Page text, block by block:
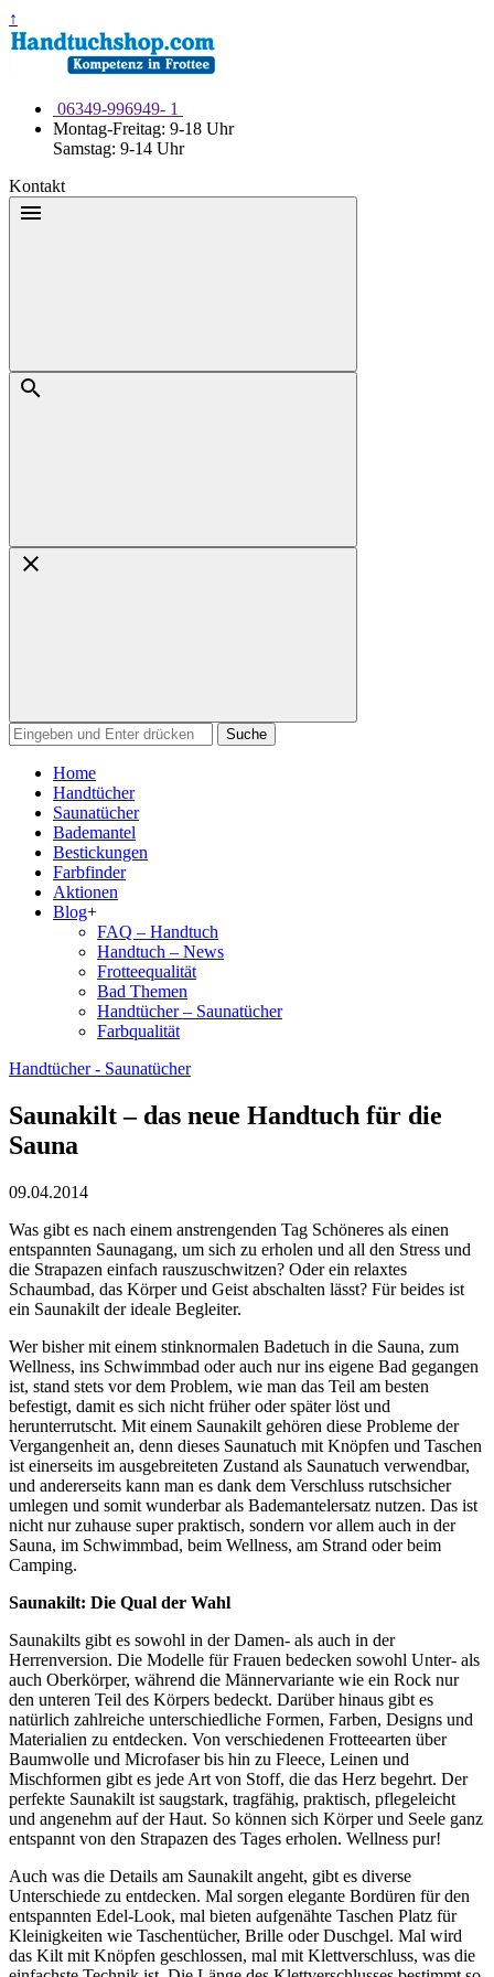
Weiter
zum
Inhalt
↑
06349-996949- 1
Montag-Freitag: 9-18 Uhr
Samstag: 9-14 Uhr
Kontakt
Menü
Suche
Suchen
nach:
Home
Handtücher
Saunatücher
Bademantel
Bestickungen
Farbfinder
Aktionen
Blog+
FAQ – Handtuch
Handtuch – News
Frotteequalität
Bad Themen
Handtücher – Saunatücher
Farbqualität
Handtücher - Saunatücher
Saunakilt – das neue Handtuch für die
Sauna
09.04.2014
Was gibt es nach einem anstrengenden Tag Schöneres als einen
entspannten Saunagang, um sich zu erholen und all den Stress und
die Strapazen einfach rauszuschwitzen? Oder ein relaxtes
Schaumbad, das Körper und Geist abschalten lässt? Für beides ist
ein Saunakilt der ideale Begleiter.
Wer bisher mit einem stinknormalen Badetuch in die Sauna, zum
Wellness, ins Schwimmbad oder auch nur ins eigene Bad gegangen
ist, stand stets vor dem Problem, wie man das Teil am besten
befestigt, damit es sich nicht früher oder später löst und
herunterrutscht. Mit einem Saunakilt gehören diese Probleme der
Vergangenheit an, denn dieses Saunatuch mit Knöpfen und Taschen
ist einerseits im ausgebreiteten Zustand als Saunatuch verwendbar,
und andererseits kann man es dank dem Verschluss rutschsicher
umlegen und somit wunderbar als Bademantelersatz nutzen. Das ist
nicht nur zuhause super praktisch, sondern vor allem auch in der
Sauna, im Schwimmbad, beim Wellness, am Strand oder beim
Camping.
Saunakilt: Die Qual der Wahl
Saunakilts gibt es sowohl in der Damen- als auch in der
Herrenversion. Die Modelle für Frauen bedecken sowohl Unter- als
auch Oberkörper, während die Männervariante wie ein Rock nur
den unteren Teil des Körpers bedeckt. Darüber hinaus gibt es
natürlich zahlreiche unterschiedliche Formen, Farben, Designs und
Materialien zu entdecken. Von verschiedenen Frotteearten über
Baumwolle und Microfaser bis hin zu Fleece, Leinen und
Mischformen gibt es jede Art von Stoff, die das Herz begehrt. Der
perfekte Saunakilt ist saugstark, tragfähig, praktisch, pflegeleicht
und angenehm auf der Haut. So können sich Körper und Seele ganz
entspannt von den Strapazen des Tages erholen. Wellness pur!
Auch was die Details am Saunakilt angeht, gibt es diverse
Unterschiede zu entdecken. Mal sorgen elegante Bordüren für den
entspannten Edel-Look, mal bieten aufgenähte Taschen Platz für
Kleinigkeiten wie Taschentücher, Brille oder Duschgel. Mal wird
das Kilt mit Knöpfen geschlossen, mal mit Klettverschluss, was die